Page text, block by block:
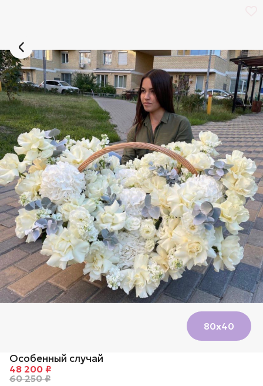
80х40
Особенный случай
48 200 ₽
60 250 ₽